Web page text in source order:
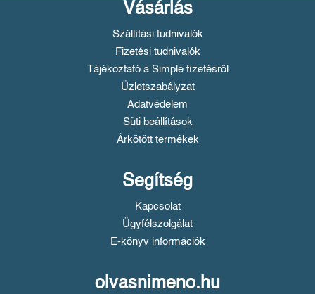
Vásárlás
Szállítási tudnivalók
Fizetési tudnivalók
Tájékoztató a Simple fizetésről
Üzletszabályzat
Adatvédelem
Süti beállítások
Árkötött termékek
Segítség
Kapcsolat
Ügyfélszolgálat
E-könyv információk
olvasnimeno.hu